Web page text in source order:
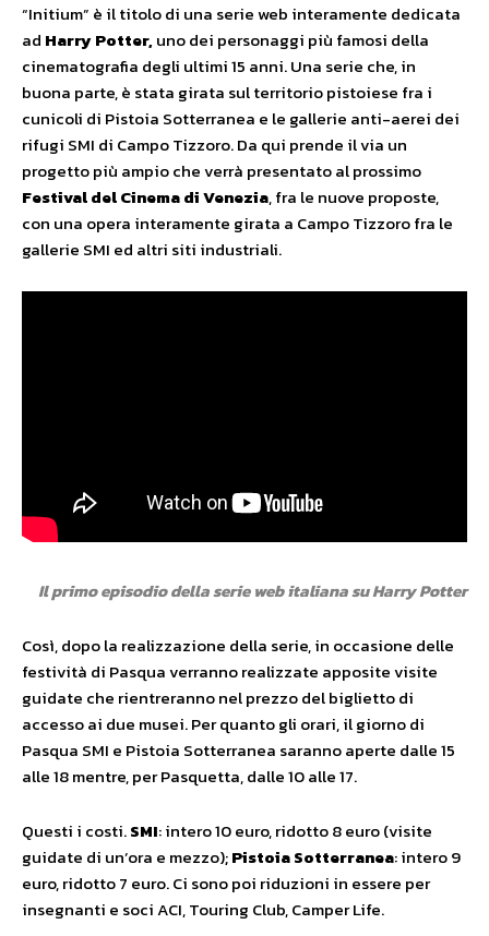
“Initium” è il titolo di una serie web interamente dedicata
ad Harry Potter,uno dei personaggi più famosi della
cinematografia degli ultimi 15 anni. Una serie che, in
buona parte, è stata girata sul territorio pistoiese fra i
cunicoli di Pistoia Sotterranea e le gallerie anti-aerei dei
rifugi SMI di Campo Tizzoro. Da qui prende il via un
progetto più ampio che verrà presentato al prossimo
Festival del Cinema di Venezia, fra le nuove proposte,
con una opera interamente girata a Campo Tizzoro fra le
gallerie SMI ed altri siti industriali.
Il primo episodio della serie web italiana su Harry Potter
Così, dopo la realizzazione della serie, in occasione delle
festività di Pasqua verranno realizzate apposite visite
guidate che rientreranno nel prezzo del biglietto di
accesso ai due musei. Per quanto gli orari, il giorno di
Pasqua SMI e Pistoia Sotterranea saranno aperte dalle 15
alle 18 mentre, per Pasquetta, dalle 10 alle 17.
Questi i costi.SMI: intero 10 euro, ridotto 8 euro (visite
guidate di un’ora e mezzo);Pistoia Sotterranea: intero 9
euro, ridotto 7 euro. Ci sono poi riduzioni in essere per
insegnanti e soci ACI, Touring Club, Camper Life.